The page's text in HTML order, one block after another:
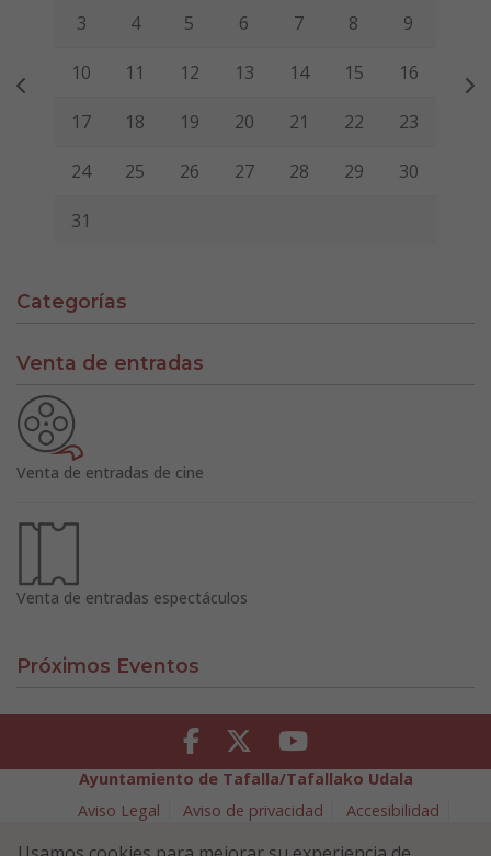
3 4 5 6 7 8 9
10 11 12 13 14 15 16
17 18 19 20 21 22 23
24 25 26 27 28 29 30
31
Categorías
Venta de entradas
Venta de entradas de cine
Venta de entradas espectáculos
Próximos Eventos
Facebook Twitter Youtube
Ayuntamiento de Tafalla/Tafallako Udala
Aviso Legal
Aviso de privacidad
Accesibilidad